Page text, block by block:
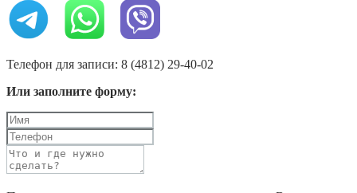
Телефон для записи: 8 (4812) 29-40-02
Или заполните форму: